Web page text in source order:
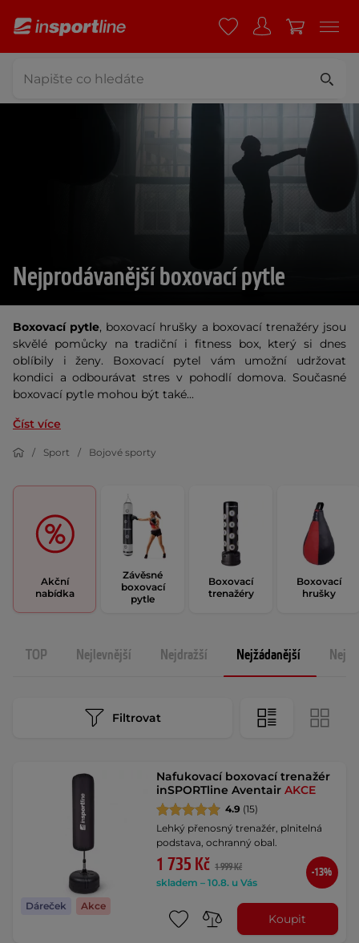
Nejprodávanější boxovací pytle
Boxovací pytle, boxovací hrušky a boxovací trenažéry jsou
skvělé pomůcky na tradiční i fitness box, který si dnes
oblíbily i ženy. Boxovací pytel vám umožní udržovat
kondici a odbourávat stres v pohodlí domova. Současné
boxovací pytle mohou být také...
Číst více
Sport Bojové sporty
Akční
nabídka
Závěsné
boxovací
pytle
Boxovací
trenažéry
Boxovací
hrušky
TOP Nejlevnější Nejdražší Nejžádanější
Filtrovat
Dáreček Akce
Nafukovací boxovací trenažér
inSPORTline AventairAKCE
4.9 (15)
Lehký přenosný trenažér, plnitelná
podstava, ochranný obal.
1 735 Kč 1 999 Kč
skladem – 10.8. u Vás
-13%
Koupit